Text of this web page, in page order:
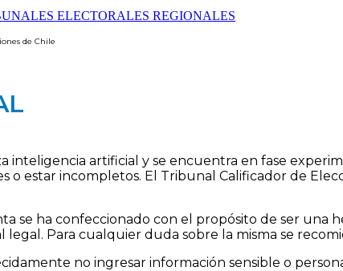
ELECTORALES REGIONALES
de Chile
inteligencia artificial y se encuentra en fase
o estar incompletos. El Tribunal Calificador de
se ha confeccionado con el propósito de ser
legal. Para cualquier duda sobre la misma se
no ingresar información sensible o